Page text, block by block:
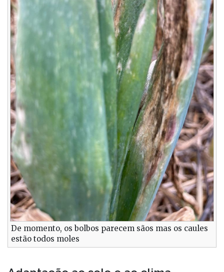
De momento, os bolbos parecem sãos mas os caules
estão todos moles